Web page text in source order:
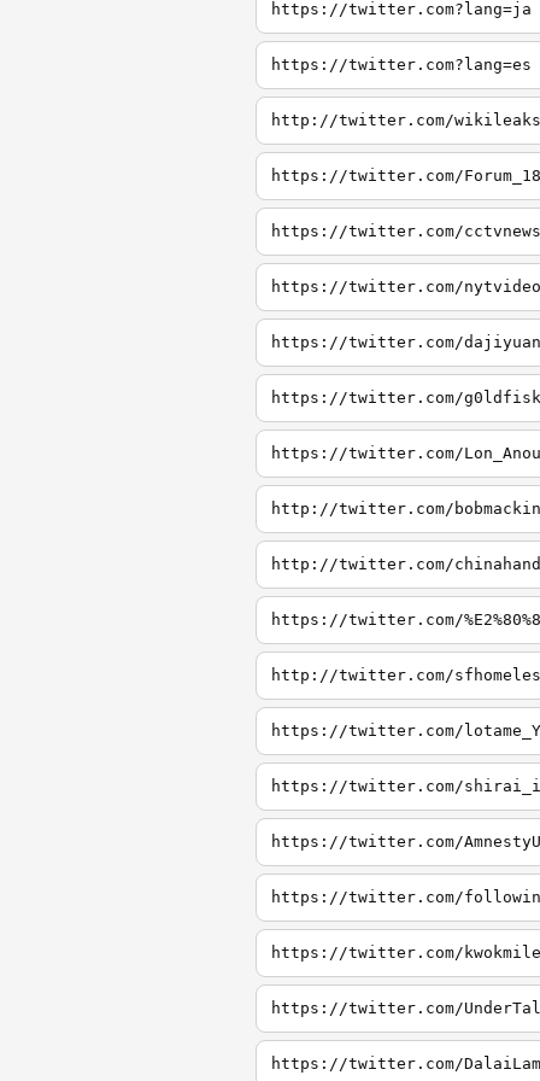
https://twitter.com?lang=ja
https://twitter.com?lang=es
http://twitter.com/wikileaks
https://twitter.com/Forum_18
https://twitter.com/cctvnews
https://twitter.com/nytvideo
https://twitter.com/dajiyuan
https://twitter.com/g0ldfisk
https://twitter.com/Lon_Anou
http://twitter.com/bobmackin
http://twitter.com/
https://twitter.com/
http://twitter.com/
https://twitter.com/
https://twitter.com/
https://twitter.com/
https://twitter.com/
https://twitter.com/
https://twitter.com/
https://twitter.com/